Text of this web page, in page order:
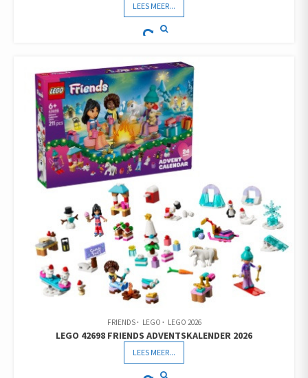
LEES MEER...
FRIENDS LEGO LEGO 2026
LEGO 42698 FRIENDS ADVENTSKALENDER 2026
LEES MEER...